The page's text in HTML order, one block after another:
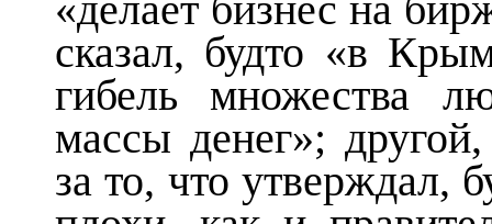
сказал, будто «в
гибель множества
массы денег»;
за то, что утверждал,